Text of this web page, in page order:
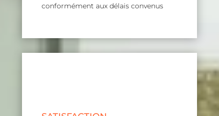
conformément aux délais convenus